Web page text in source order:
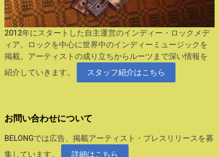
2012年にスタートした自主運営のインディー・ロックメデ
ィア。ロックを中心に世界中のインディーミュージックを
掲載。アーティストの成り立ちからルーツまで深い情報を
紹介していきます。
スタッフ紹介はこちら
お問い合わせについて
BELONGでは広告、掲載アーティスト・プレスリリースを募
集しています。
詳細はこちら